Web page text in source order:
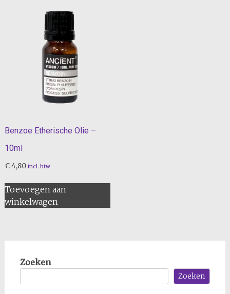
Benzoe Etherische Olie –
10ml
€4,80 incl. btw
Toevoegen aan
winkelwagen
Zoeken
Zoeken